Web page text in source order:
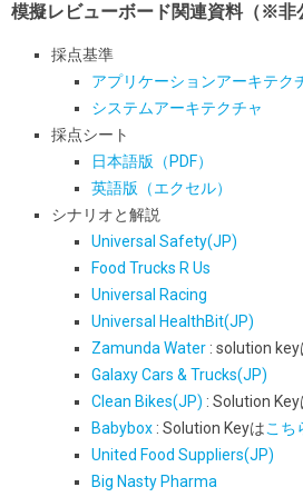
模擬レビューボード関連資料（※非
採点基準
アプリケーションアーキテク
システムアーキテクチャ
採点シート
日本語版（PDF）
英語版（エクセル）
シナリオと解説
Universal Safety(JP)
Food Trucks R Us
Universal Racing
Universal HealthBit(JP)
Zamunda Water : solution key
Galaxy Cars & Trucks(JP)
Clean Bikes(JP) : Solution Key
Babybox : Solution Keyはこち
United Food Suppliers(JP)
Big Nasty Pharma